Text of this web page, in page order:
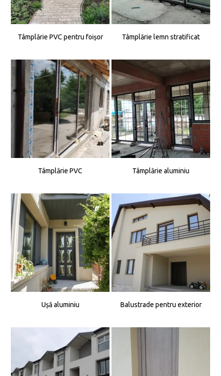
Tâmplărie PVC pentru foișor Tâmplărie lemn stratificat
Tâmplărie PVC Tâmplărie aluminiu
Ușă aluminiu Balustrade pentru exterior